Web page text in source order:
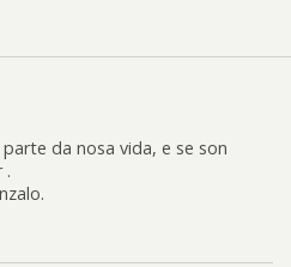
da nosa vida, e se son
.